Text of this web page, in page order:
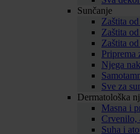
Sunčanje
Zaštita
Zaštita
Zaštita
Priprema
Njega
Sve za
Dermatološka
Masna i
Crvenilo,
Suha i